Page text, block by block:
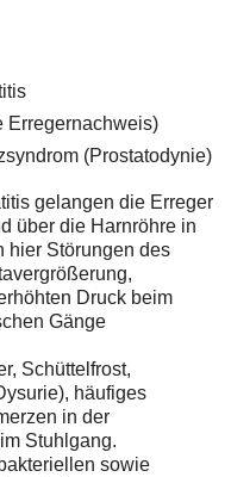
Erregernachweis)
(Prostatodynie)
gelangen die Erreger
über die Harnröhre in
hier Störungen des
Druck beim
Gänge
Schüttelfrost,
häufiges
in der
Stuhlgang.
sowie